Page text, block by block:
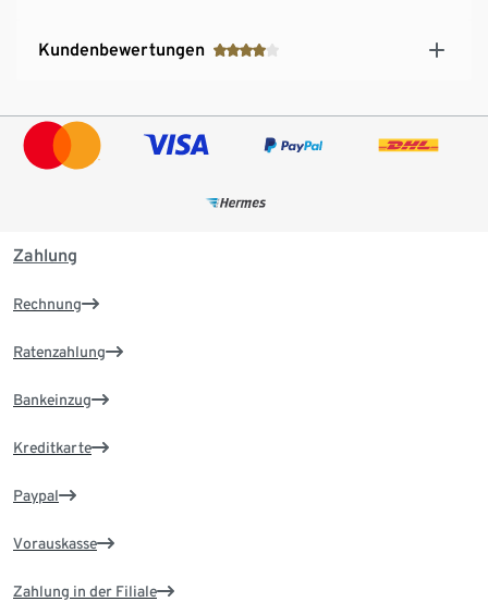
Kundenbewertungen
Zahlung
Rechnung
Ratenzahlung
Bankeinzug
Kreditkarte
Paypal
Vorauskasse
Zahlung in der Filiale